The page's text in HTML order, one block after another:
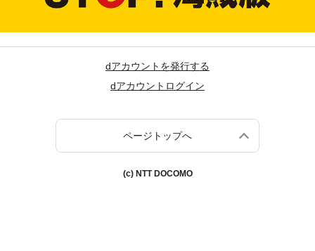
dアカウントを発行する
dアカウントログイン
ページトップへ
(c) NTT DOCOMO